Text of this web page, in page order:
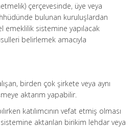
çerçevesinde, üye veya
bulunan kuruluşlardan
emeklilik sistemine yapılacak
belirlemek amacıyla
birden çok şirkete veya aynı
aktarım yapabilir.
katılımcının vefat etmiş olması
aktarılan birikim lehdar veya